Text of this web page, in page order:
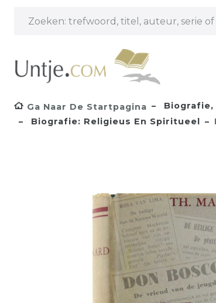
Ga Naar De Startpagina
Biografie: Religieus En Spiritueel